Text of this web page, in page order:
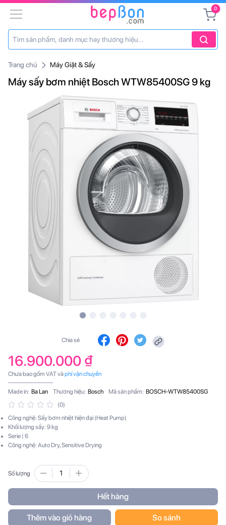
0
Trang chủ Máy Giặt & Sấy
Máy sấy bơm nhiệt Bosch WTW85400SG 9 kg
Chia sẻ
16.900.000 ₫
Chưa bao gồm VAT vàphí vận chuyển
Made in: Ba Lan Thương hiệu: Bosch Mã sản phẩm: BOSCH-WTW85400SG
(0)
Công nghệ: Sấy bơm nhiệt hiện đại (Heat Pump)
Khối lượng sấy: 9 kg
Serie | 6
Công nghệ: Auto Dry, Sensitive Drying
Số lượng
Hết hàng
Thêm vào giỏ hàng So sánh